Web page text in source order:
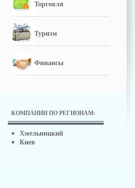
Торговля
Туризм
Финансы
КОМПАНИИ ПО РЕГИОНАМ:
Хмельницкий
Киев